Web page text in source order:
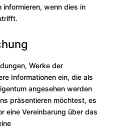
informieren, wenn dies in
Werke der
Informationen ein, die als
angesehen werden
präsentieren möchtest, es
eine Vereinbarung über das